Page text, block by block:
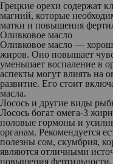
Грецкие орехи содержат
магний, которые
матки и повышения
Оливковое масло
Оливковое масло —
жиров. Оно повышает
уменьшает воспаление в
аспекты могут влиять на
развитие. Его стоит
масла.
Лосось и другие виды
Лосось богат омега-3
половые гормоны и
органам. Рекомендуется
полезны сом, скумбрия,
являются отличными
повышения фертильности,